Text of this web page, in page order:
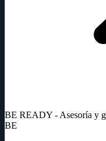
BE READY - Asesoría y
BE